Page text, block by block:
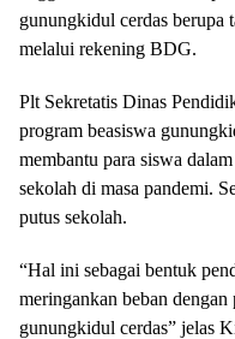
gunungkidul cerdas berupa
melalui rekening BDG.
Plt Sekretatis Dinas
program beasiswa
membantu para siswa
sekolah di masa pandemi.
putus sekolah.
“Hal ini sebagai bentuk
meringankan beban
gunungkidul cerdas” jelas